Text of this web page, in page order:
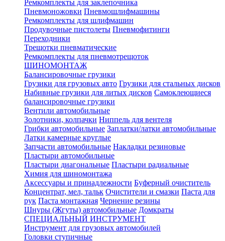
Ремкомплекты для заклепочника
Пневмоножовки Пневмошлифмашины
Ремкомплекты для шлифмашин
Продувочные пистолеты Пневмофитинги
Переходники
Трещотки пневматические
Ремкомплекты для пневмотрещоток
ШИНОМОНТАЖ
Балансировочные грузики
Грузики для грузовых авто Грузики для стальных дисков
Набивные грузики для литых дисков Самоклеющиеся
балансировочные грузики
Вентили автомобильные
Золотники, колпачки Ниппель для вентеля
Грибки автомобильные Заплатки/латки автомобильные
Латки камерные круглые
Запчасти автомобильные Накладки резиновые
Пластыри автомобильные
Пластыри диагональные Пластыри радиальные
Химия для шиномонтажа
Аксессуары и принадлежности Буферный очиститель
Концентрат, мел, тальк Очистители и смазки Паста для
рук Паста монтажная Чернение резины
Шнуры (Жгуты) автомобильные Домкраты
СПЕЦИАЛЬНЫЙ ИНСТРУМЕНТ
Инструмент для грузовых автомобилей
Головки ступичные